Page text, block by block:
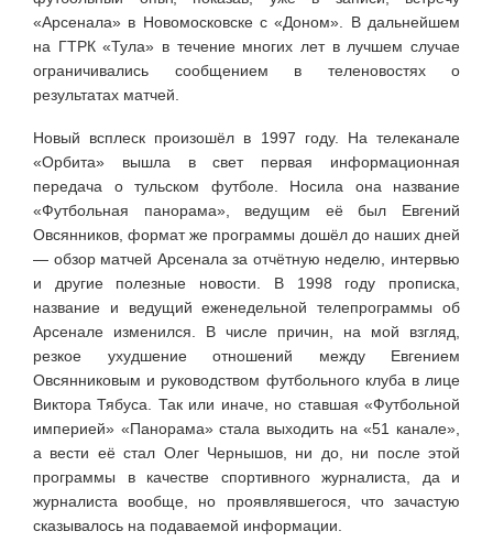
«Арсенала» в Новомосковске с «Доном». В дальнейшем
на ГТРК «Тула» в течение многих лет в лучшем случае
ограничивались сообщением в теленовостях о
результатах матчей.
Новый всплеск произошёл в 1997 году. На телеканале
«Орбита» вышла в свет первая информационная
передача о тульском футболе. Носила она название
«Футбольная панорама», ведущим её был Евгений
Овсянников, формат же программы дошёл до наших дней
— обзор матчей Арсенала за отчётную неделю, интервью
и другие полезные новости. В 1998 году прописка,
название и ведущий еженедельной телепрограммы об
Арсенале изменился. В числе причин, на мой взгляд,
резкое ухудшение отношений между Евгением
Овсянниковым и руководством футбольного клуба в лице
Виктора Тябуса. Так или иначе, но ставшая «Футбольной
империей» «Панорама» стала выходить на «51 канале»,
а вести её стал Олег Чернышов, ни до, ни после этой
программы в качестве спортивного журналиста, да и
журналиста вообще, но проявлявшегося, что зачастую
сказывалось на подаваемой информации.